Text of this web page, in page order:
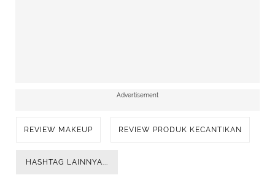
Advertisement
REVIEW MAKEUP REVIEW PRODUK KECANTIKAN
HASHTAG LAINNYA...